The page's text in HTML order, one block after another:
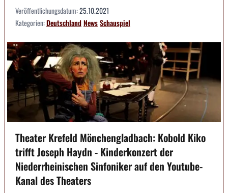
Veröffentlichungsdatum:25.10.2021
Kategorien:DeutschlandNewsSchauspiel
Theater Krefeld Mönchengladbach: Kobold Kiko
trifft Joseph Haydn - Kinderkonzert der
Niederrheinischen Sinfoniker auf den Youtube-
Kanal des Theaters